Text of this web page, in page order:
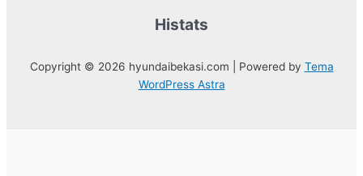
Histats
Copyright © 2026 hyundaibekasi.com | Powered by Tema
WordPress Astra